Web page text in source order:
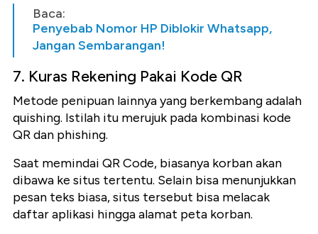
Baca:
Penyebab Nomor HP Diblokir Whatsapp,
Jangan Sembarangan!
7. Kuras Rekening Pakai Kode QR
Metode penipuan lainnya yang berkembang adalah
quishing. Istilah itu merujuk pada kombinasi kode
QR dan phishing.
Saat memindai QR Code, biasanya korban akan
dibawa ke situs tertentu. Selain bisa menunjukkan
pesan teks biasa, situs tersebut bisa melacak
daftar aplikasi hingga alamat peta korban.